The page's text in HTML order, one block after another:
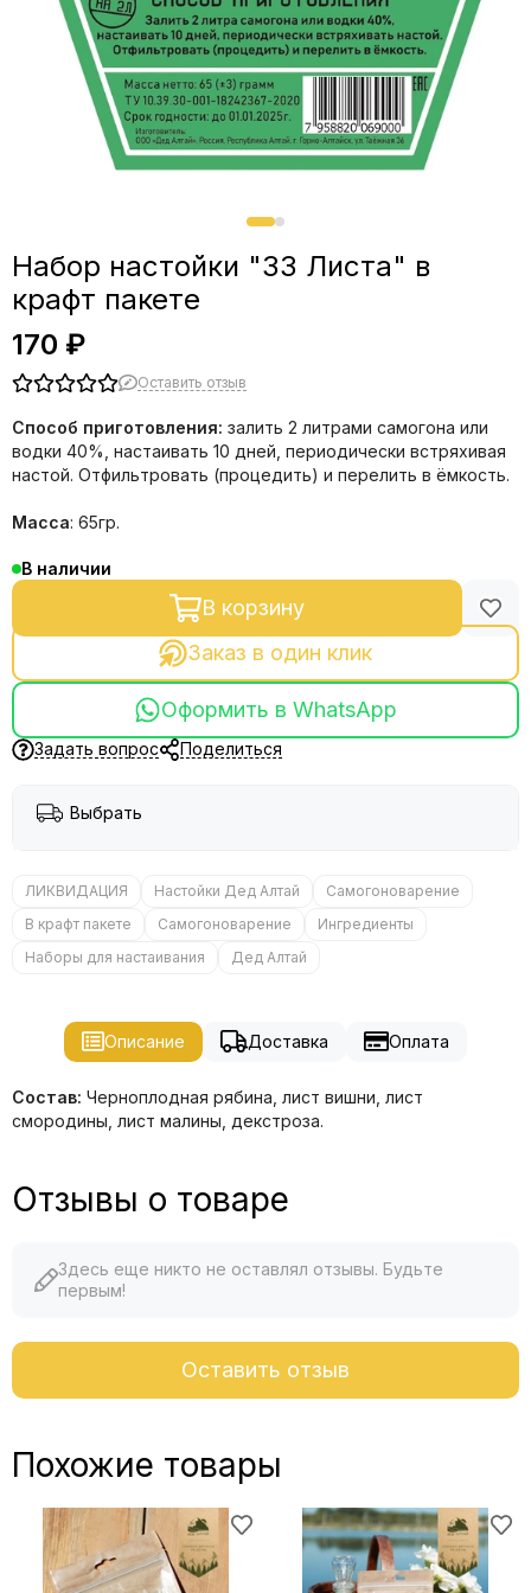
Набор настойки "33 Листа" в
крафт пакете
170 ₽
Оставить отзыв
Способ приготовления: залить 2 литрами самогона или
водки 40%, настаивать 10 дней, периодически встряхивая
настой. Отфильтровать (процедить) и перелить в ёмкость.
Масса: 65гр.
В наличии
В корзину
Заказ в один клик
Оформить в WhatsApp
Задать вопрос Поделиться
Выбрать
ЛИКВИДАЦИЯ Настойки Дед Алтай
Самогоноварение
В крафт пакете
Самогоноварение
Ингредиенты
Наборы для настаивания
Дед Алтай
Описание Доставка Оплата
Состав: Черноплодная рябина, лист вишни, лист
смородины, лист малины, декстроза.
Отзывы о товаре
Здесь еще никто не оставлял отзывы. Будьте
первым!
Оставить отзыв
Похожие товары